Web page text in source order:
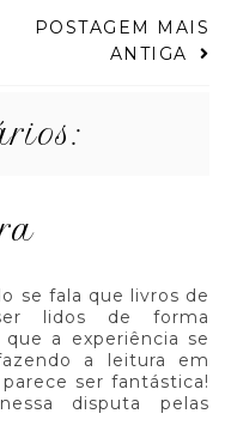
POSTAGEM MAIS
ANTIGA
se fala que livros de
lidos de forma
a experiência se
a leitura em
ser fantástica!
disputa pelas